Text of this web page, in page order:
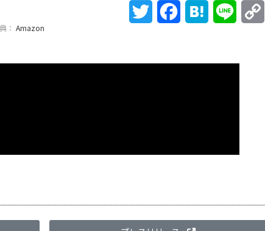
： Amazon
Twitter FacebookHatena Line